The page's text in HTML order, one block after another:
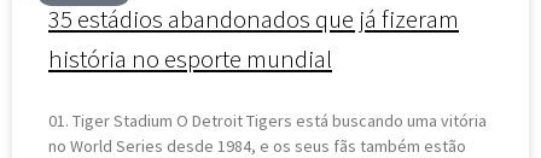
35 estádios abandonados que já fizeram
história no esporte mundial
01. Tiger Stadium O Detroit Tigers está buscando uma vitória
no World Series desde 1984, e os seus fãs também estão